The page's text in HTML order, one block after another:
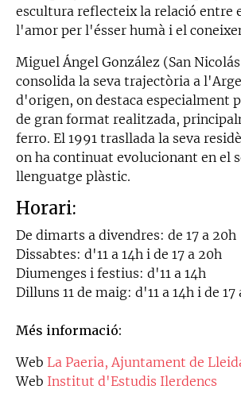
escultura reflecteix la relació entre
l'amor per l'ésser humà i el
Miguel Ángel González (San
consolida la seva trajectòria a
d'origen, on destaca especialment
de gran format realitzada,
ferro. El 1991 trasllada la seva
on ha continuat evolucionant en el
llenguatge plàstic.
Horari:
De dimarts a divendres: de 17 a 20h
Dissabtes: d'11 a 14h i de 17 a 20h
Diumenges i festius: d'11 a 14h
Dilluns 11 de maig: d'11 a 14h i de 17
Més informació:
Web La Paeria, Ajuntament de
Web Institut d'Estudis Ilerdencs